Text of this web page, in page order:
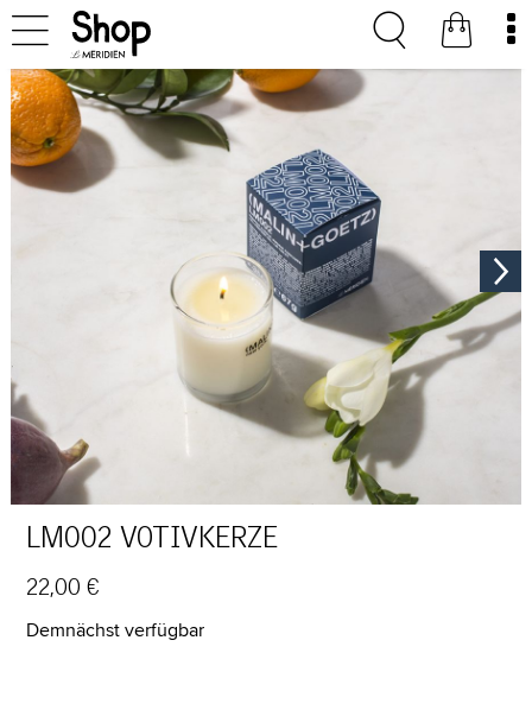
LM002 VOTIVKERZE
22,00 €
Demnächst verfügbar